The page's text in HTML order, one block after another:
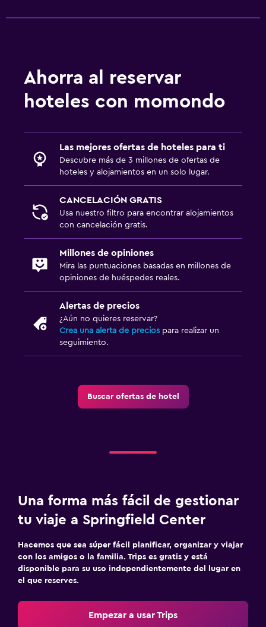
Ahorra al reservar
hoteles con momondo
Las mejores ofertas de hoteles para ti
Descubre más de 3 millones de ofertas de
hoteles y alojamientos en un solo lugar.
CANCELACIÓN GRATIS
Usa nuestro filtro para encontrar alojamientos
con cancelación gratis.
Millones de opiniones
Mira las puntuaciones basadas en millones de
opiniones de huéspedes reales.
Alertas de precios
¿Aún no quieres reservar?
Crea una alerta de precios para realizar un
seguimiento.
Buscar ofertas de hotel
Una forma más fácil de gestionar
tu viaje a Springfield Center
Hacemos que sea súper fácil planificar, organizar y viajar
con los amigos o la familia. Trips es gratis y está
disponible para su uso independientemente del lugar en
el que reserves.
Empezar a usar Trips